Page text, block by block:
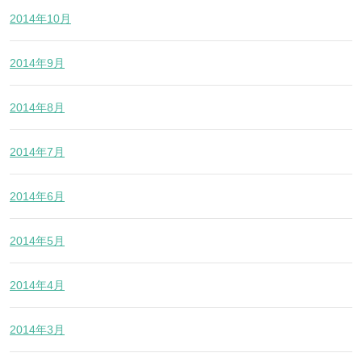
2014年10月
2014年9月
2014年8月
2014年7月
2014年6月
2014年5月
2014年4月
2014年3月